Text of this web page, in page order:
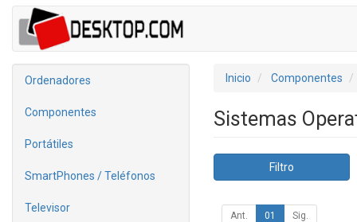
Ordenadores
Componentes
Portátiles
SmartPhones / Teléfonos
Televisor
Inicio Componentes
Sistemas
Filtro
Ant. 01 Sig.